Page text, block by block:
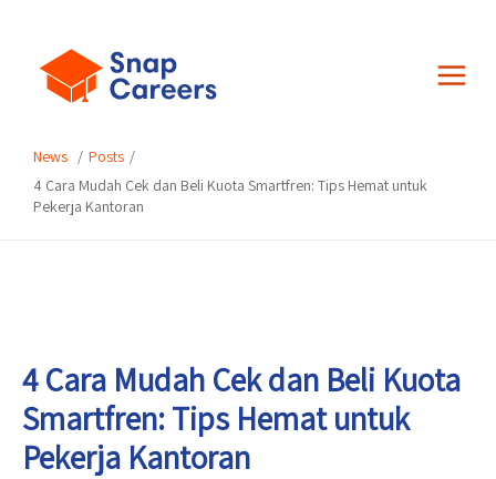
content
Menu
Posts
4 Cara Mudah Cek dan Beli Kuota Smartfren: Tips Hemat untuk
Pekerja Kantoran
4 Cara Mudah Cek dan Beli Kuota
Smartfren: Tips Hemat untuk
Pekerja Kantoran